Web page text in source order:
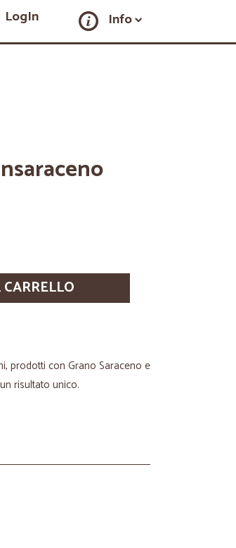
LogIn Info
prodotti con Grano Saraceno e
risultato unico.